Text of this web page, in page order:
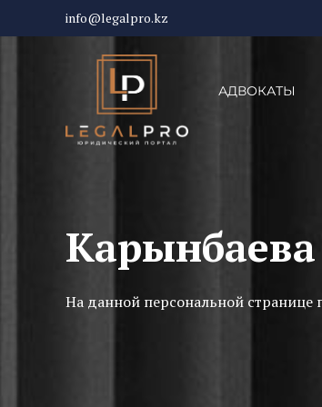
info@legalpro.kz
АДВОКАТЫ
На данной персональной странице